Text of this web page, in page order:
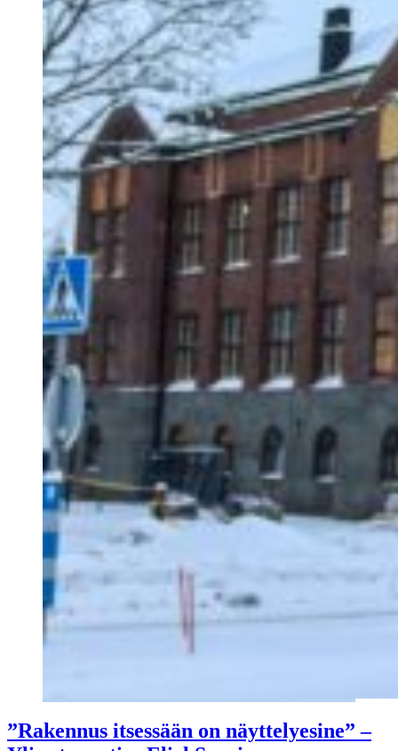
”Rakennus itsessään on näyttelyesine” –